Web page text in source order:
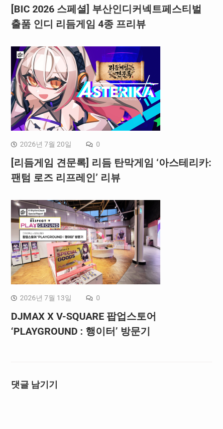
[BIC 2026 스페셜] 부산인디커넥트페스티벌
출품 인디 리듬게임 4종 프리뷰
2026년 7월 20일 0
[리듬게임 견문록] 리듬 탄막게임 ‘아스테리카:
팬텀 로즈 리프레인’ 리뷰
2026년 7월 13일 0
DJMAX X V-SQUARE 팝업스토어
‘PLAYGROUND : 행이터’ 방문기
댓글 남기기